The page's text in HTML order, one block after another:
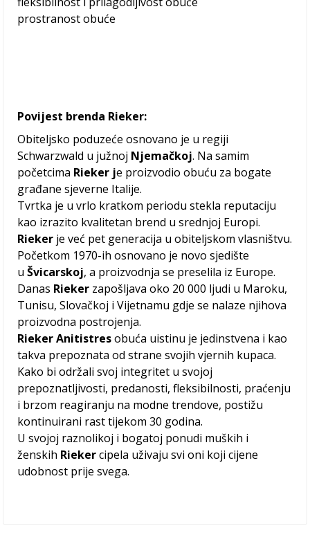
prostranost obuće
Povijest brenda Rieker:
Obiteljsko poduzeće osnovano je u regiji
Schwarzwald u južnoj Njemačkoj. Na samim
početcima Rieker je proizvodio obuću za bogate
građane sjeverne Italije.
Tvrtka je u vrlo kratkom periodu stekla reputaciju
kao izrazito kvalitetan brend u srednjoj Europi.
Rieker je već pet generacija u obiteljskom vlasništvu.
Početkom 1970-ih osnovano je novo sjedište
uŠvicarskoj, a proizvodnja se preselila iz Europe.
Danas Rieker zapošljava oko 20 000 ljudi u Maroku,
Tunisu, Slovačkoj i Vijetnamu gdje se nalaze njihova
proizvodna postrojenja.
Rieker Anitistresobuća uistinu je jedinstvena i kao
takva prepoznata od strane svojih vjernih kupaca.
Kako bi održali svoj integritet u svojoj
prepoznatljivosti, predanosti, fleksibilnosti, praćenju
i brzom reagiranju na modne trendove, postižu
kontinuirani rast tijekom 30 godina.
U svojoj raznolikoj i bogatoj ponudi muških i
ženskih Riekercipela uživaju svi oni koji cijene
udobnost prije svega.